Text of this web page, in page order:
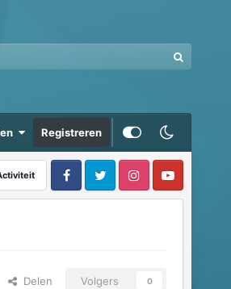
Registreren
Delen Volgers 0